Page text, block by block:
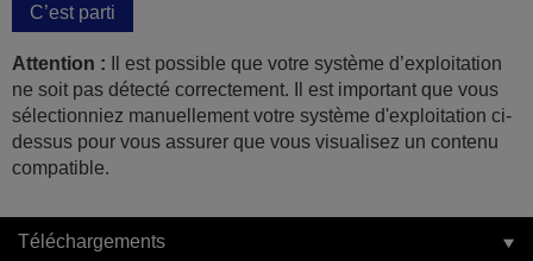
C’est parti
Attention : Il est possible que votre système d’exploitation
ne soit pas détecté correctement. Il est important que vous
sélectionniez manuellement votre système d'exploitation ci-
dessus pour vous assurer que vous visualisez un contenu
compatible.
Téléchargements